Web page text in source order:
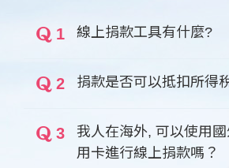
1 線上捐款工具有什麼?
2 捐款是否可以抵扣所得
3
我人在海外, 可以使用
用卡進行線上捐款嗎？